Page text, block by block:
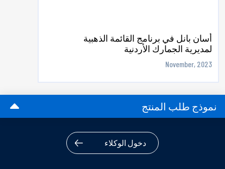
أسان بانل في برنامج القائمة الذهبية
لمديرية الجمارك الأردنية
November, 2023
نموذج طلب المنتج
دخول الوكلاء